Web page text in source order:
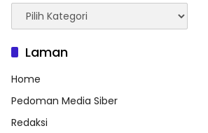
Kategori
Laman
Home
Pedoman Media Siber
Redaksi